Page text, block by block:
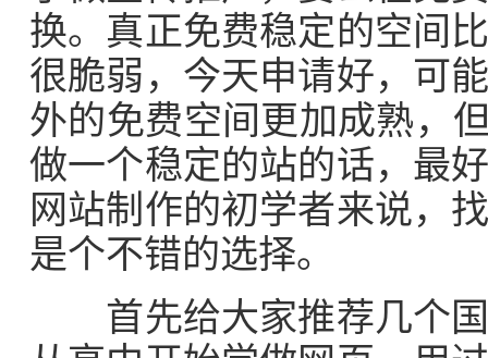
换。真正免费稳定的空间
很脆弱，今天申请好，可
外的免费空间更加成熟，
做一个稳定的站的话，最
网站制作的初学者来说，
是个不错的选择。
首先给大家推荐几个国